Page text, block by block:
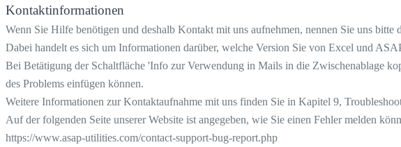
Kontaktinformationen
Wenn Sie Hilfe benötigen und deshalb Kontakt mit uns aufnehmen, nennen Sie uns bitte
Dabei handelt es sich um Informationen darüber, welche Version Sie von Excel und
Bei Betätigung der Schaltfläche 'Info zur Verwendung in Mails in die Zwischenablage
des Problems einfügen können.
Weitere Informationen zur Kontaktaufnahme mit uns finden Sie in Kapitel 9,
Auf der folgenden Seite unserer Website ist angegeben, wie Sie einen Fehler melden
https://www.asap-utilities.com/contact-support-bug-report.php